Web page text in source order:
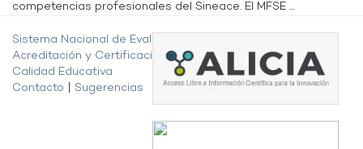
competencias profesionales del Sineace. El MFSE ...
Sistema Nacional de Evaluación,
Acreditación y Certificación de la
Calidad Educativa
Contacto
Sugerencias